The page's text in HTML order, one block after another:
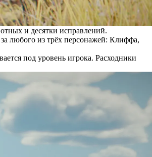
и десятки исправлений.
любого из трёх персонажей: Клиффа,
под уровень игрока. Расходники